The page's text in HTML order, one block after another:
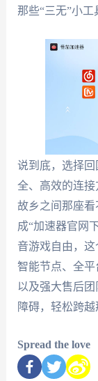
那些“三无”小工
说到底，选择
全、高效的连
故乡之间那座
成“加速器官网
音游戏自由，
智能节点、全
以及强大售后
障碍，轻松跨越
Spread the love